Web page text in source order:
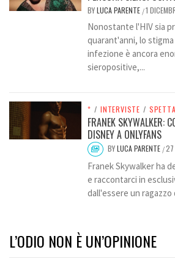
BYLUCA PARENTE /1
Nonostante l'HIV sia
quarant'anni, lo
infezione è ancora
sieropositive,...
* / INTERVISTE /
FRANEK SKYWALKER:
DISNEY A ONLYFANS
BYLUCA PARENTE /27
Franek Skywalker ha
e raccontarci in
dall'essere un ragazzo
L’ODIO NON È UN’OPINIONE